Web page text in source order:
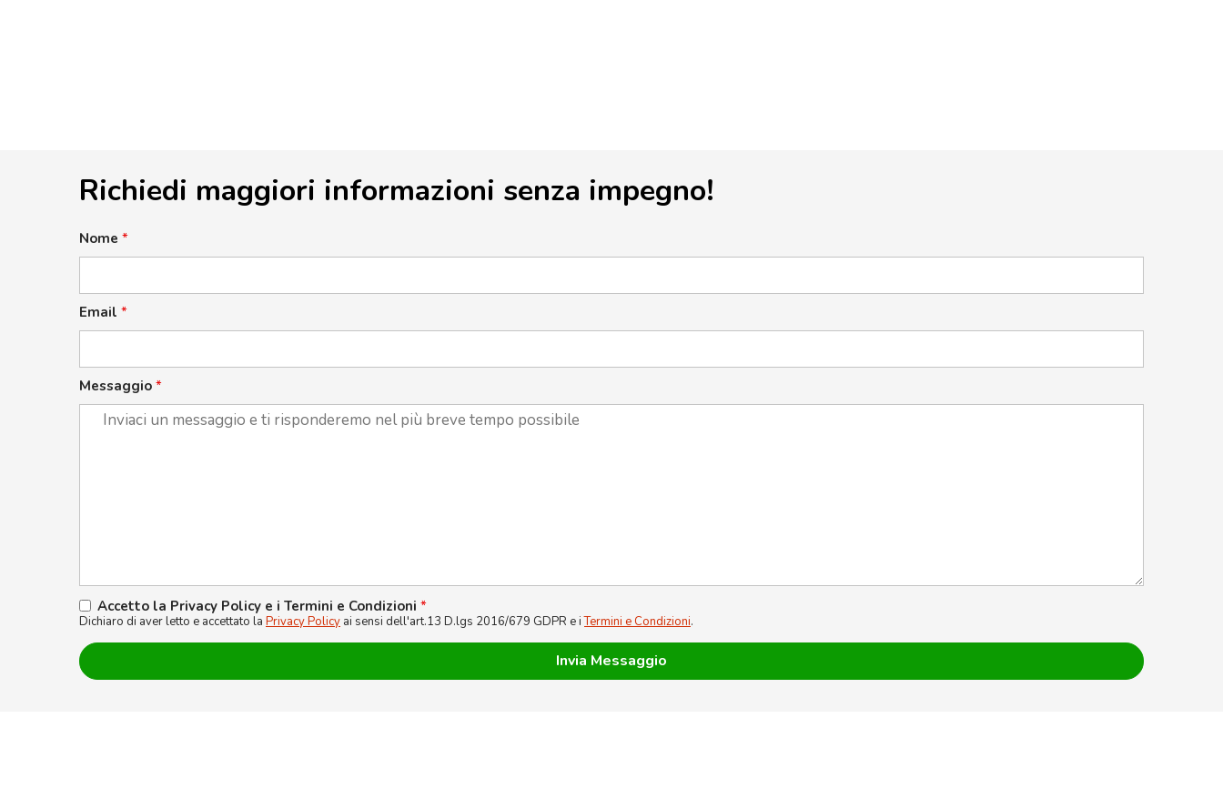
Richiedi maggiori informazioni senza impegno!
Nome *
Email *
Messaggio *
Accetto la Privacy Policy e i Termini e Condizioni *
Dichiaro di aver letto e accettato la Privacy Policy ai sensi dell'art.13 D.lgs 2016/679 GDPR e iTermini e Condizioni.